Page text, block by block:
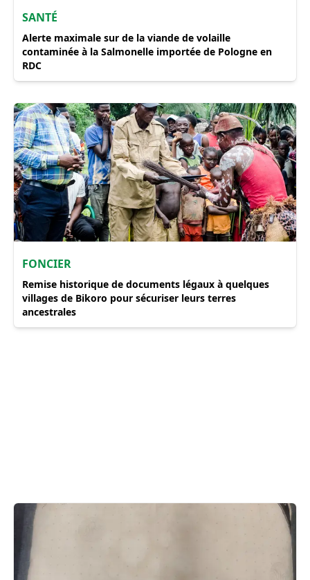
SANTÉ
Alerte maximale sur de la viande de volaille
contaminée à la Salmonelle importée de Pologne en
RDC
FONCIER
Remise historique de documents légaux à quelques
villages de Bikoro pour sécuriser leurs terres
ancestrales